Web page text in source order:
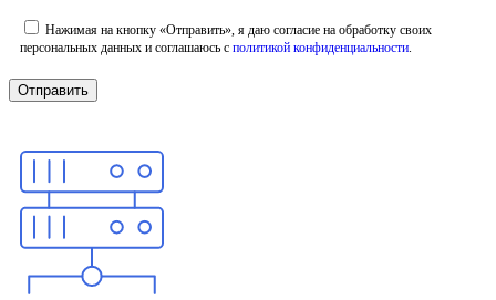
Нажимая на кнопку «Отправить», я даю согласие на обработку своих
персональных данных и соглашаюсь с политикой конфиденциальности